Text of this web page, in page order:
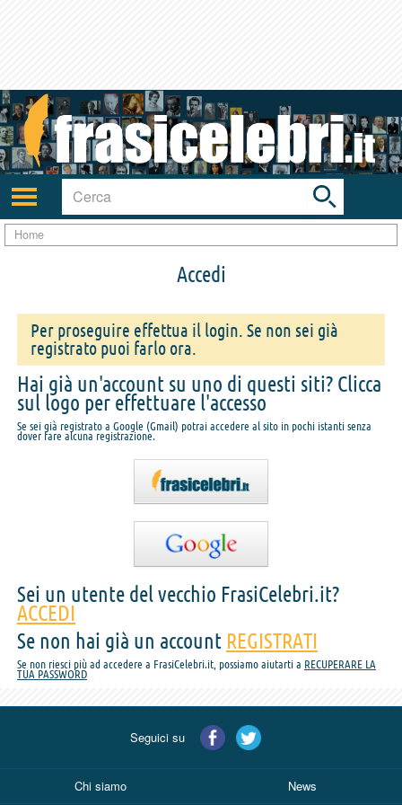
Attiva/disattiva
navigazione
Toggle
search
bar
Home
Accedi
Per proseguire effettua il login. Se non sei già
registrato puoi farlo ora.
Hai già un'account su uno di questi siti? Clicca
sul logo per effettuare l'accesso
Se sei già registrato a Google (Gmail) potrai accedere al sito in pochi istanti senza
dover fare alcuna registrazione.
Sei un utente del vecchio FrasiCelebri.it?
ACCEDI
Se non hai già un account REGISTRATI
Se non riesci più ad accedere a FrasiCelebri.it, possiamo aiutarti a RECUPERARE LA
TUA PASSWORD
Seguici su
Chi siamo News